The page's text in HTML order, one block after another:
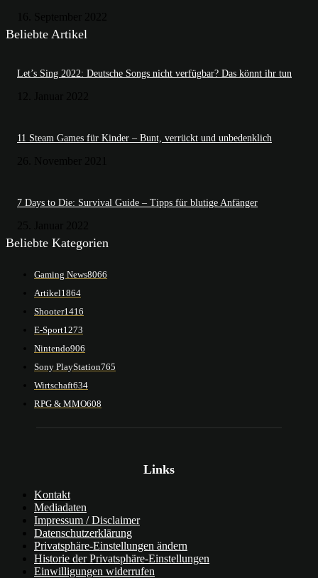
Beliebte Artikel
Let’s Sing 2022: Deutsche Songs nicht verfügbar? Das könnt ihr tun
11 Steam Games für Kinder – Bunt, verrückt und unbedenklich
7 Days to Die: Survival Guide – Tipps für blutige Anfänger
Beliebte Kategorien
Gaming News8066
Artikel1864
Shooter1416
E-Sport1273
Nintendo906
Sony PlayStation765
Wirtschaft634
RPG & MMO608
Links
Kontakt
Mediadaten
Impressum / Disclaimer
Datenschutzerklärung
Privatsphäre-Einstellungen ändern
Historie der Privatsphäre-Einstellungen
Einwilligungen widerrufen